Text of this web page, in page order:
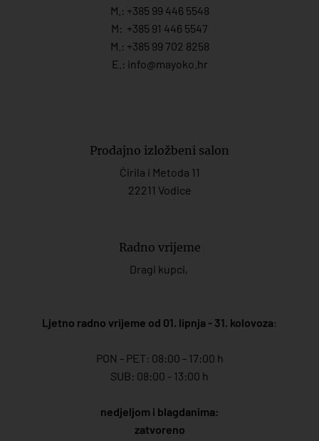
M.: +385 99 446 5548
M: +385 91 446 5547
M.: +385 99 702 8258
E.: info@mayoko. hr
Prodajno izložbeni salon
Ćirila i Metoda 11
22211 Vodice
Radno vrijeme
Dragi kupci,
Ljetno radno vrijeme od 01. lipnja - 31. kolovoza:
PON - PET: 08:00 - 17:00 h
SUB: 08:00 - 13:00 h
nedjeljom i blagdanima:
zatvoreno